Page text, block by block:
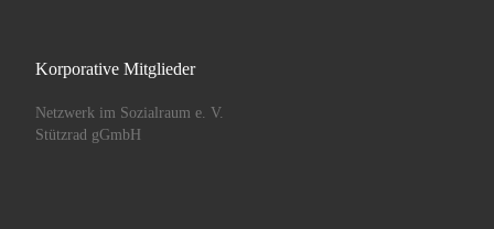
Korporative Mitglieder
Netzwerk im Sozialraum e. V.
Stützrad gGmbH